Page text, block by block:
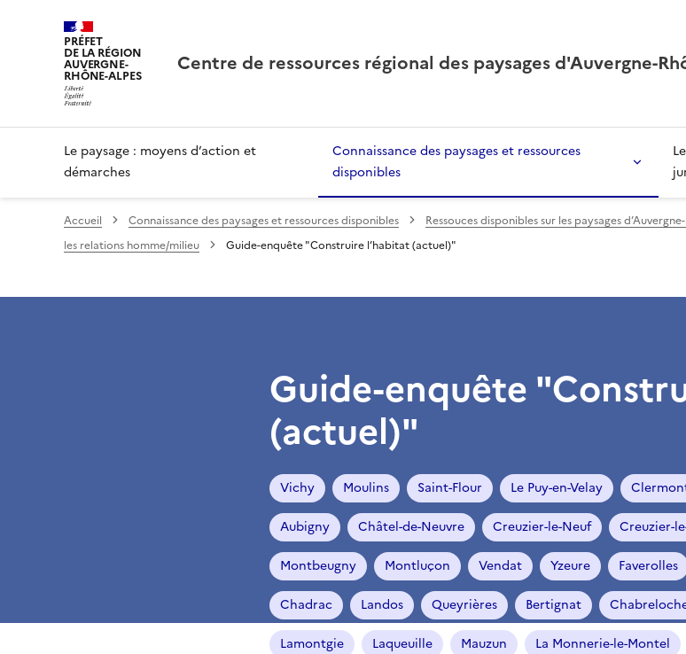
PRÉFET
DE LA RÉGION
AUVERGNE-
RHÔNE-ALPES Centre de ressources régional des paysages d'Auvergne-
Le paysage : moyens d’action et
démarches
Connaissance des paysages et ressources
disponibles
Accueil Connaissance des paysages et ressources disponibles Ressouces disponibles sur les paysages
les relations homme/milieu
Guide-enquête "Construire l’habitat (actuel)"
Guide-enquête
(actuel)"
Vichy Moulins Saint-Flour Le Puy-en-Velay
Aubigny Châtel-de-Neuvre Creuzier-le-Neuf Creuzier-
Montbeugny Montluçon Vendat Yzeure Faverolles
Chadrac Landos Queyrières Bertignat
Lamontgie Laqueuille Mauzun La Monnerie-le-Montel